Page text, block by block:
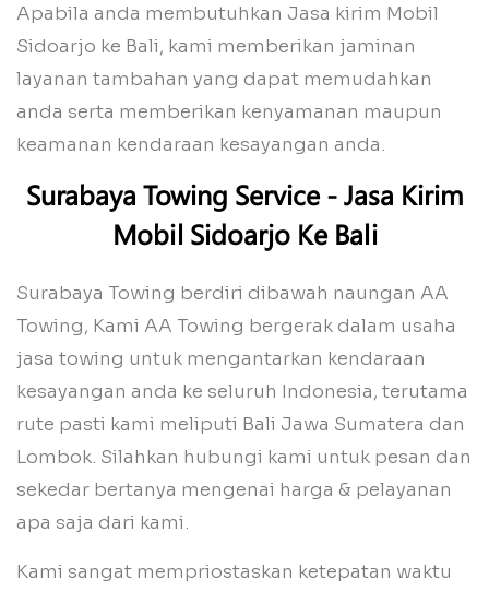
Apabila anda membutuhkan Jasa kirim Mobil
Sidoarjo ke Bali, kami memberikan jaminan
layanan tambahan yang dapat memudahkan
anda serta memberikan kenyamanan maupun
keamanan kendaraan kesayangan anda.
Surabaya Towing Service - Jasa Kirim
Mobil Sidoarjo Ke Bali
Surabaya Towing berdiri dibawah naungan AA
Towing, Kami AA Towing bergerak dalam usaha
jasa towing untuk mengantarkan kendaraan
kesayangan anda ke seluruh Indonesia, terutama
rute pasti kami meliputi Bali Jawa Sumatera dan
Lombok. Silahkan hubungi kami untuk pesan dan
sekedar bertanya mengenai harga & pelayanan
apa saja dari kami.
Kami sangat mempriostaskan ketepatan waktu